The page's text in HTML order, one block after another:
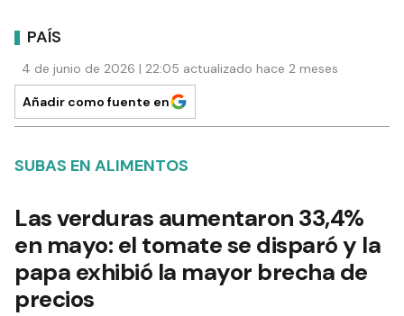
PAÍS
4 de junio de 2026 | 22:05 actualizado hace 2 meses
Añadir como fuente en
SUBAS EN ALIMENTOS
Las verduras aumentaron 33,4%
en mayo: el tomate se disparó y la
papa exhibió la mayor brecha de
precios